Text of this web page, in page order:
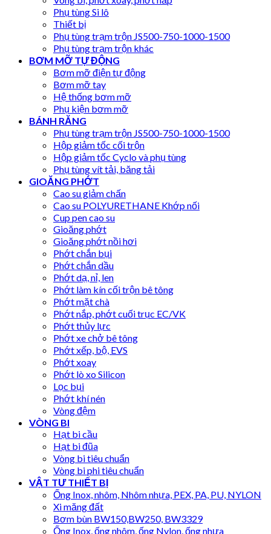
Phụ tùng Si lô
Thiết bị
Phụ tùng trạm trộn JS500-750-1000-1500
Phụ tùng trạm trộn khác
BƠM MỠ TỰ ĐỘNG
Bơm mỡ điện tự động
Bơm mỡ tay
Hệ thống bơm mỡ
Phụ kiện bơm mỡ
BÁNH RĂNG
Phụ tùng trạm trộn JS500-750-1000-1500
Hộp giảm tốc cối trộn
Hộp giảm tốc Cyclo và phụ tùng
Phụ tùng vít tải, băng tải
GIOĂNG PHỚT
Cao su giảm chấn
Cao su POLYURETHANE Khớp nối
Cup pen cao su
Gioăng phớt
Gioăng phớt nồi hơi
Phớt chắn bụi
Phớt chắn dầu
Phớt dạ, nỉ, len
Phớt làm kín cối trộn bê tông
Phớt mặt chà
Phớt nắp, phớt cuối trục EC/VK
Phớt thủy lực
Phớt xe chở bê tông
Phớt xếp, bộ, EVS
Phớt xoay
Phớt lò xo Silicon
Lọc bụi
Phớt khí nén
Vòng đệm
VÒNG BI
Hạt bi cầu
Hạt bi đũa
Vòng bi tiêu chuẩn
Vòng bi phi tiêu chuẩn
VẬT TƯ THIẾT BỊ
Ống Inox, nhôm, Nhôm nhựa, PEX, PA, PU, NYLON
Xi măng đất
Bơm bùn BW150,BW250, BW3329
Ống Inox, ống nhôm, ống Nylon, ống nhựa